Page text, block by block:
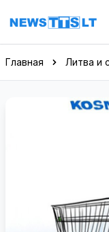
Перейти к
Главная Литва и